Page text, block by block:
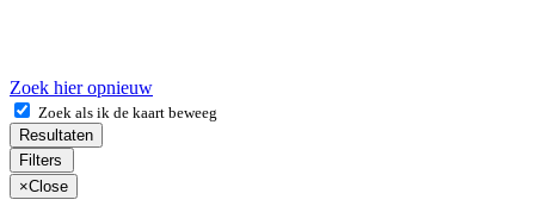
Zoek hier opnieuw
Zoek als ik de kaart beweeg
Resultaten
Filters
×Close